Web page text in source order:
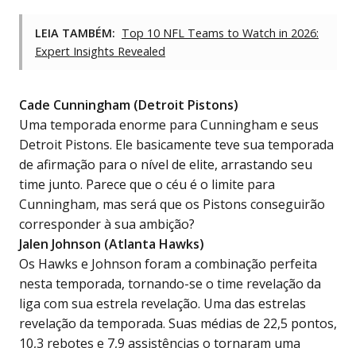
LEIA TAMBÉM: Top 10 NFL Teams to Watch in 2026:
Expert Insights Revealed
Cade Cunningham (Detroit Pistons)
Uma temporada enorme para Cunningham e seus
Detroit Pistons. Ele basicamente teve sua temporada
de afirmação para o nível de elite, arrastando seu
time junto. Parece que o céu é o limite para
Cunningham, mas será que os Pistons conseguirão
corresponder à sua ambição?
Jalen Johnson (Atlanta Hawks)
Os Hawks e Johnson foram a combinação perfeita
nesta temporada, tornando-se o time revelação da
liga com sua estrela revelação. Uma das estrelas
revelação da temporada. Suas médias de 22,5 pontos,
10,3 rebotes e 7,9 assistências o tornaram uma